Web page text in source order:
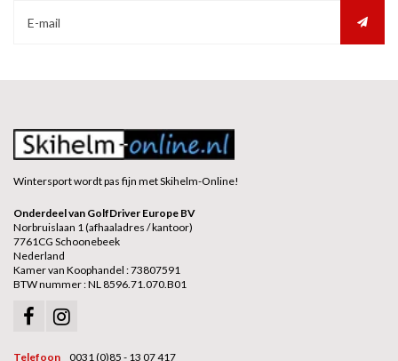
Wintersport wordt pas fijn met Skihelm-Online!
Onderdeel van GolfDriver Europe BV
Norbruislaan 1 (afhaaladres / kantoor)
7761CG Schoonebeek
Nederland
Kamer van Koophandel : 73807591
BTW nummer : NL 8596.71.070.B01
Telefoon 0031 (0)85 - 13 07 417